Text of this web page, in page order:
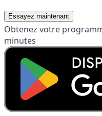
Essayez maintenant
Obtenez votre
minutes